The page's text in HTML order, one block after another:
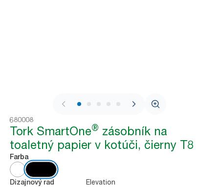
1 / 7
680008
Tork SmartOne® zásobník na
toaletný papier v kotúči, čierny T8
Farba
Dizajnový rad Elevation